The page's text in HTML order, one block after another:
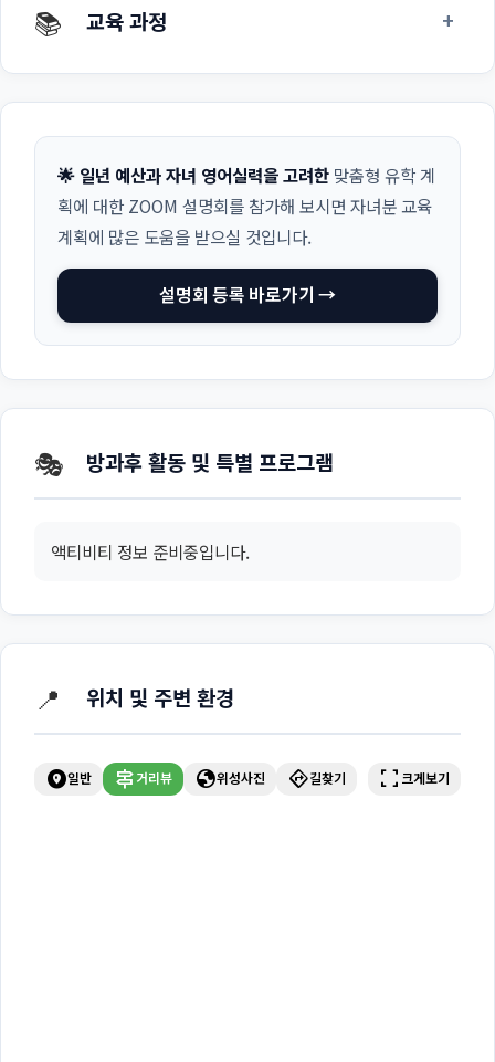
📚 교육 과정 +
🌟 일년 예산과 자녀 영어실력을 고려한 맞춤형 유학 계
획에 대한 ZOOM 설명회를 참가해 보시면 자녀분 교육
계획에 많은 도움을 받으실 것입니다.
설명회 등록 바로가기 →
🎭 방과후 활동 및 특별 프로그램
액티비티 정보 준비중입니다.
📍 위치 및 주변 환경
explore_nearby일반 signpost 거리뷰 globe위성사진 directions길찾기 fullscreen 크게보기